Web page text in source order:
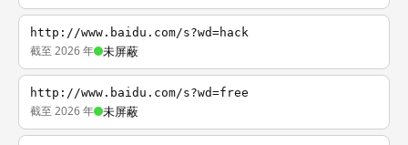
http://www.baidu.com/s?wd=hack
截至 2026 年 未屏蔽
http://www.baidu.com/s?wd=free
截至 2026 年 未屏蔽